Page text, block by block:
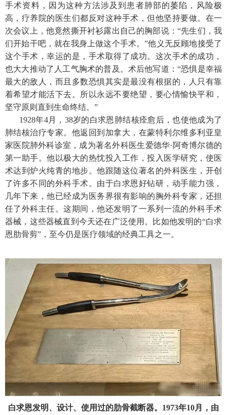
手术资料，因为这种方法涉及到患者肺部的萎陷，风险极
高，疗养院的医生们都反对这种手术，但他坚持要做。在一
次会议上，他竟然撕开衬衫露出自己的胸部说：“先生们，我
们开始干吧，就在我身上做这个手术。”他义无反顾地接受了
这个手术，幸运的是，手术取得了成功。这次手术的成功，
也大大推动了人工气胸术的普及。术后他写道：“恐惧是幸福
最大的敌人，而且多数恐惧其实是最没有根据的，人只有靠
着希望才能活下去。所以永远不要绝望，要心情愉快平和，
坚守原则直到生命终结。”
1928年4月，38岁的白求恩肺结核痊愈后，也使他成为了
肺结核治疗专家。他返回到加拿大，在蒙特利尔维多利亚皇
家医院肺外科诊室，成为著名外科医生爱德华·阿奇博尔德的
第一助手。他以极大的热忱投入工作，投入医学研究，使医
术达到炉火纯青的地步。他跟随这位著名的外科医生，开创
了许多不同的外科手术。由于白求恩好钻研，动手能力强，
几年下来，他已经成为医务界很有影响的胸外科专家，还担
任了外科主任。这期间，他还发明了一系列一流的外科手术
器械，这些器械直到今天还在广泛使用。比如他发明的“白求
恩肋骨剪”，至今仍是医疗领域的经典工具之一。
白求恩发明、设计、使用过的肋骨截断器。1973年10月，由